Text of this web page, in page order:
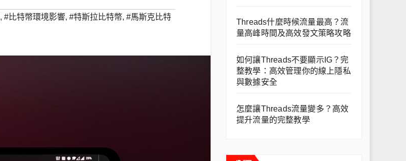
, #比特幣環境影響, #特斯拉比特幣, #馬斯克比特
Threads什麼時候流量最高？流
量高峰時間及高效發文策略攻略
如何讓Threads不要顯示IG？完
整教學：高效管理你的線上隱私
與數據安全
怎麼讓Threads流量變多？高效
提升流量的完整教學